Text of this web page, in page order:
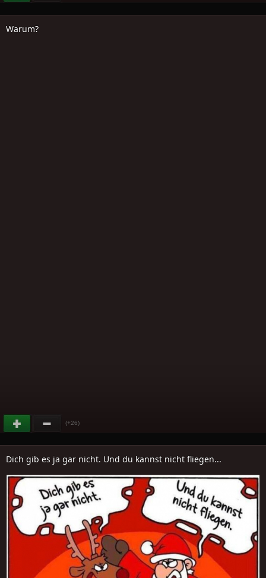
Warum?
(+26)
Dich gib es ja gar nicht. Und du kannst nicht fliegen...